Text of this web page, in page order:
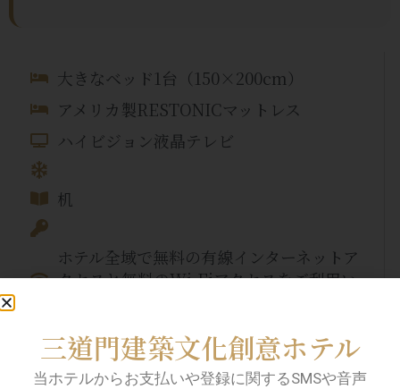
大きなベッド1台（150×200cm）
アメリカ製RESTONICマットレス
ハイビジョン液晶テレビ
机
ホテル全域で無料の有線インターネットア
クセスと無料のWi-Fiアクセスをご利用い
EU認証の天然BIO詰め替え不要トイレタリ
ー
三道門建築文化創意ホテル
当ホテルからお支払いや登録に関するSMSや音声